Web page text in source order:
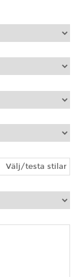
Välj/testa stilar